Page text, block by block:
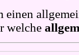
einen
welche